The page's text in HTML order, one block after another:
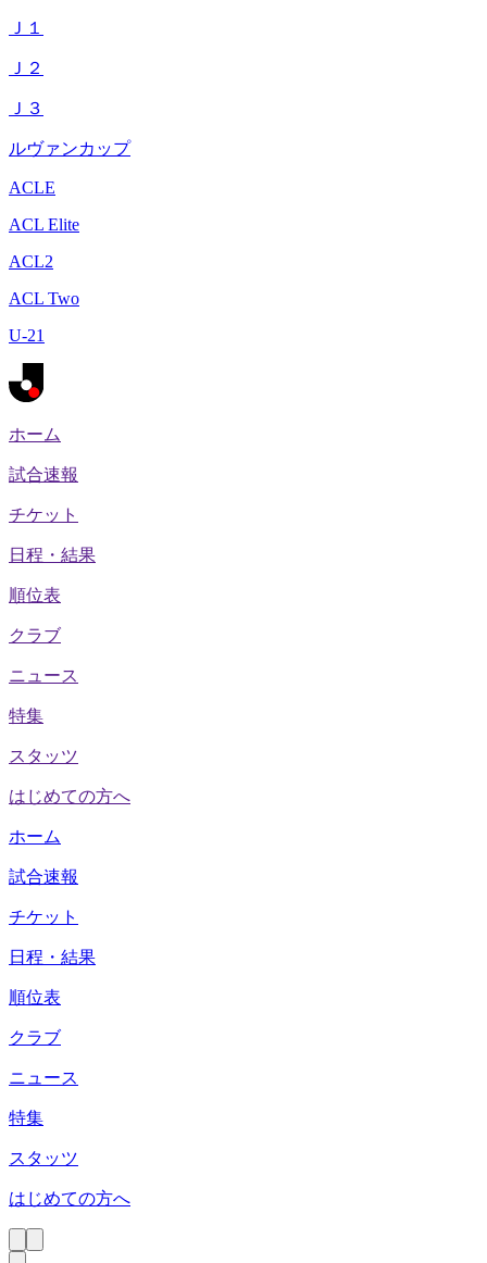
Ｊ１
Ｊ２
Ｊ３
ルヴァンカップ
ACLE
ACL Elite
ACL2
ACL Two
U-21
ホーム
試合速報
チケット
日程・結果
順位表
クラブ
ニュース
特集
スタッツ
はじめての方へ
ホーム
試合速報
チケット
日程・結果
順位表
クラブ
ニュース
特集
スタッツ
はじめての方へ